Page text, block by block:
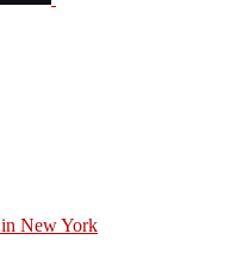
in New York